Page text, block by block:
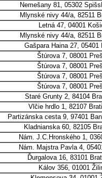
Nemešany 81, 05302
Mlynské nivy 44/a, 82511
Letná 47, 04001
Mlynské nivy 44/a, 82511
Gašpara Haina 27, 05401
Štúrova 7, 08001
Štúrova 7, 08001
Štúrova 7, 08001
Štúrova 7, 08001
Staré Grunty 2, 84104
Vlčie hrdlo 1, 82107
Partizánska cesta 9, 97401
Kladnianska 60, 82105
Nám. J.C.Hronského 1,
Nám. Majstra Pavla 4,
Ďurgalova 16, 83101
Kálov 356, 01001